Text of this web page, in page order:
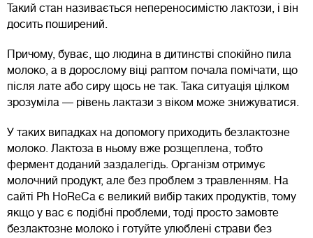
Такий стан називається непереносимістю лактози, і він
досить поширений.
Причому, буває, що людина в дитинстві спокійно пила
молоко, а в дорослому віці раптом почала помічати, що
після лате або сиру щось не так. Така ситуація цілком
зрозуміла — рівень лактази з віком може знижуватися.
У таких випадках на допомогу приходить безлактозне
молоко. Лактоза в ньому вже розщеплена, тобто
фермент доданий заздалегідь. Організм отримує
молочний продукт, але без проблем з травленням. На
сайті Ph HoReCa є великий вибір таких продуктів, тому
якщо у вас є подібні проблеми, тоді просто замовте
безлактозне молоко і готуйте улюблені страви без